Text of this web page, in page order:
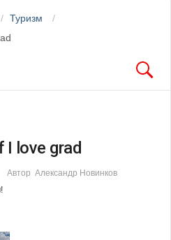
Туризм
I love grad
Автор Александр Новинков